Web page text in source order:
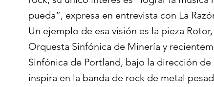
pueda”, expresa en entrevista con La
Un ejemplo de esa visión es la pieza
Orquesta Sinfónica de Minería y
Sinfónica de Portland, bajo la dirección de
inspira en la banda de rock de metal